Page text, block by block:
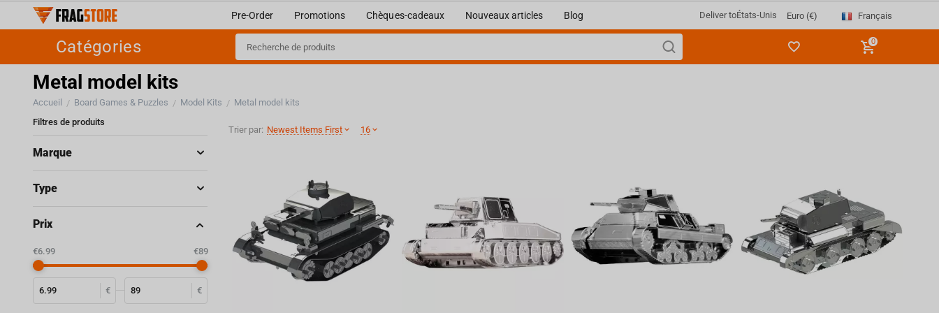
Pre-Order Promotions Chèques-cadeaux Nouveaux articles Blog Deliver toÉtats-Unis Euro (€) Français
Catégories 0
Metal model kits
Accueil / Board Games & Puzzles / Model Kits / Metal model kits
Trier par: Newest Items First 16
Filtres de produits
Marque
Type
Prix
€ €
‎€6.99 ‎€89